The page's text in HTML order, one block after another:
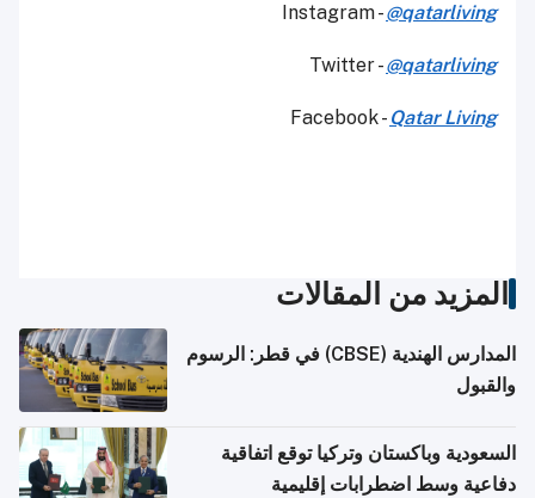
Instagram -@qatarliving
Twitter -@qatarliving
Facebook - Qatar Living
المزيد من المقالات
المدارس الهندية (CBSE) في قطر: الرسوم
والقبول
السعودية وباكستان وتركيا توقع اتفاقية
دفاعية وسط اضطرابات إقليمية